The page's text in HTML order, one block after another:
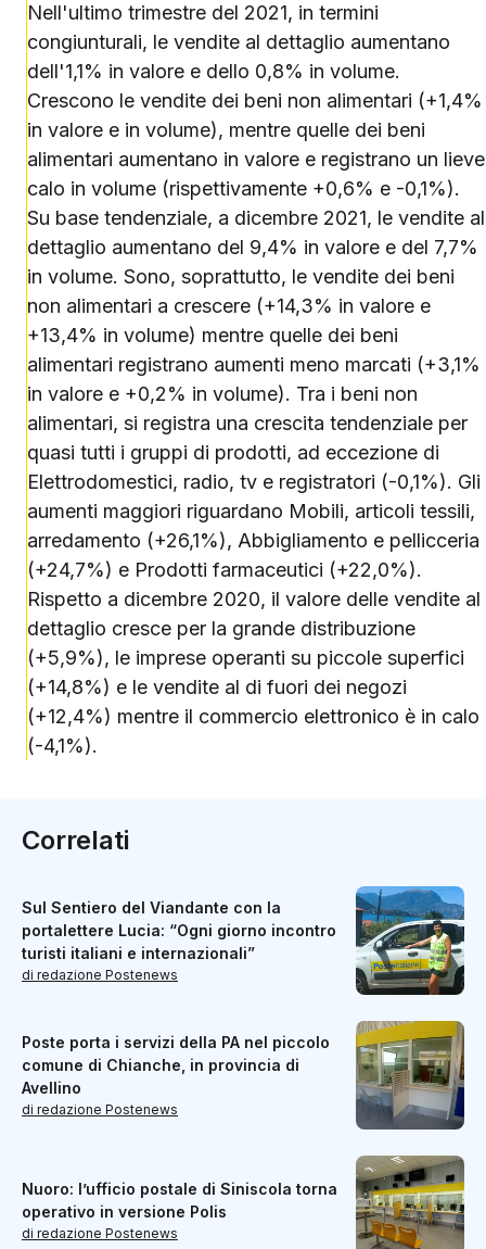
Nell'ultimo trimestre del 2021, in termini
congiunturali, le vendite al dettaglio aumentano
dell'1,1% in valore e dello 0,8% in volume.
Crescono le vendite dei beni non alimentari (+1,4%
in valore e in volume), mentre quelle dei beni
alimentari aumentano in valore e registrano un lieve
calo in volume (rispettivamente +0,6% e -0,1%).
Su base tendenziale, a dicembre 2021, le vendite al
dettaglio aumentano del 9,4% in valore e del 7,7%
in volume. Sono, soprattutto, le vendite dei beni
non alimentari a crescere (+14,3% in valore e
+13,4% in volume) mentre quelle dei beni
alimentari registrano aumenti meno marcati (+3,1%
in valore e +0,2% in volume). Tra i beni non
alimentari, si registra una crescita tendenziale per
quasi tutti i gruppi di prodotti, ad eccezione di
Elettrodomestici, radio, tv e registratori (-0,1%). Gli
aumenti maggiori riguardano Mobili, articoli tessili,
arredamento (+26,1%), Abbigliamento e pellicceria
(+24,7%) e Prodotti farmaceutici (+22,0%).
Rispetto a dicembre 2020, il valore delle vendite al
dettaglio cresce per la grande distribuzione
(+5,9%), le imprese operanti su piccole superfici
(+14,8%) e le vendite al di fuori dei negozi
(+12,4%) mentre il commercio elettronico è in calo
(-4,1%).
Correlati
Sul Sentiero del Viandante con la
portalettere Lucia: “Ogni giorno incontro
turisti italiani e internazionali”
di redazione Postenews
Poste porta i servizi della PA nel piccolo
comune di Chianche, in provincia di
Avellino
di redazione Postenews
Nuoro: l’ufficio postale di Siniscola torna
operativo in versione Polis
di redazione Postenews